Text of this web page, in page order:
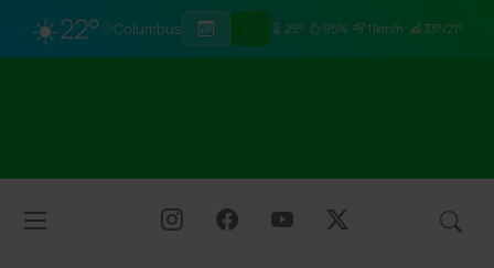
☀️22° Columbus 25° 95% 11km/h 33°/21°